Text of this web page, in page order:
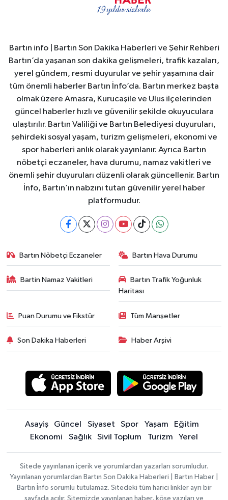
Bartın info | Bartın Son Dakika Haberleri ve Şehir Rehberi
Bartın’da yaşanan son dakika gelişmeleri, trafik kazaları,
yerel gündem, resmi duyurular ve şehir yaşamına dair
tüm önemli haberler Bartın İnfo’da. Bartın merkez başta
olmak üzere Amasra, Kurucaşile ve Ulus ilçelerinden
güncel haberler hızlı ve güvenilir şekilde okuyuculara
ulaştırılır. Bartın Valiliği ve Bartın Belediyesi duyuruları,
şehirdeki sosyal yaşam, turizm gelişmeleri, ekonomi ve
spor haberleri anlık olarak yayınlanır. Ayrıca Bartın
nöbetçi eczaneler, hava durumu, namaz vakitleri ve
önemli şehir duyuruları düzenli olarak güncellenir. Bartın
İnfo, Bartın’ın nabzını tutan güvenilir yerel haber
platformudur.
Bartın Nöbetçi Eczaneler Bartın Hava Durumu
Bartin Namaz Vakitleri
Bartın Trafik Yoğunluk
Haritası
Puan Durumu ve Fikstür Tüm Manşetler
Son Dakika Haberleri Haber Arşivi
Asayiş Güncel Siyaset Spor Yaşam
Eğitim
Ekonomi
Sağlık Sivil Toplum Turizm Yerel
Sitede yayınlanan içerik ve yorumlardan yazarları sorumludur.
Yayınlanan yorumlardan Bartın Son Dakika Haberleri | Bartın Haber |
Bartın İnfo sorumlu tutulamaz. Sitedeki tüm harici linkler ayrı bir
sayfada açılır. Sitemizde yayınlanan haber, köşe yazıları ve